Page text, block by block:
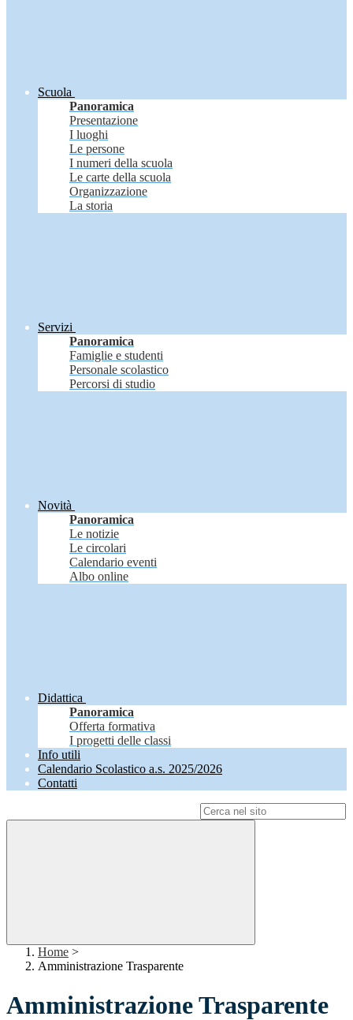
Scuola
Panoramica
Presentazione
I luoghi
Le persone
I numeri della scuola
Le carte della scuola
Organizzazione
La storia
Servizi
Panoramica
Famiglie e studenti
Personale scolastico
Percorsi di studio
Novità
Panoramica
Le notizie
Le circolari
Calendario eventi
Albo online
Didattica
Panoramica
Offerta formativa
I progetti delle classi
Info utili
Calendario Scolastico a.s. 2025/2026
Contatti
Home >
Amministrazione Trasparente
Amministrazione Trasparente